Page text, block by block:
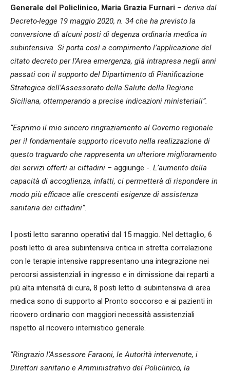
Generale del Policlinico, Maria Grazia Furnari – deriva dal
Decreto-legge 19 maggio 2020, n. 34 che ha previsto la
conversione di alcuni posti di degenza ordinaria medica in
subintensiva. Si porta così a compimento l’applicazione del
citato decreto per l’Area emergenza, già intrapresa negli anni
passati con il supporto del Dipartimento di Pianificazione
Strategica dell’Assessorato della Salute della Regione
Siciliana, ottemperando a precise indicazioni ministeriali”.
“Esprimo il mio sincero ringraziamento al Governo regionale
per il fondamentale supporto ricevuto nella realizzazione di
questo traguardo che rappresenta un ulteriore miglioramento
dei servizi offerti ai cittadini – aggiunge -. L’aumento della
capacità di accoglienza, infatti, ci permetterà di rispondere in
modo più efficace alle crescenti esigenze di assistenza
sanitaria dei cittadini”.
I posti letto saranno operativi dal 15 maggio. Nel dettaglio, 6
posti letto di area subintensiva critica in stretta correlazione
con le terapie intensive rappresentano una integrazione nei
percorsi assistenziali in ingresso e in dimissione dai reparti a
più alta intensità di cura, 8 posti letto di subintensiva di area
medica sono di supporto al Pronto soccorso e ai pazienti in
ricovero ordinario con maggiori necessità assistenziali
rispetto al ricovero internistico generale.
“Ringrazio l’Assessore Faraoni, le Autorità intervenute, i
Direttori sanitario e Amministrativo del Policlinico, la